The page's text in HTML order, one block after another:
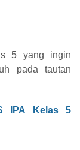
5 yang ingin
pada tautan
IPA Kelas 5